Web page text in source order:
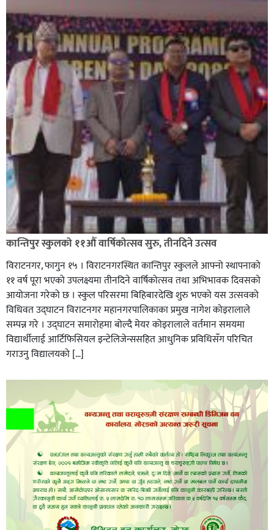
कान्तिपुर स्कुलको ११औं वार्षिकोत्सव सुरु, तीनदिने उत्सव
विराटनगर, फागुन १५ । विराटनगरस्थित कान्तिपुर स्कुलले आफ्नो स्थापनाको
११ वर्ष पूरा भएको उपलक्ष्यमा तीनदिने वार्षिकोत्सव तथा अभिभावक दिवसको
आयोजना गरेको छ । स्कुल परिसरमा बिहिबारदेखि शुरु भएको यस उत्सवको
विधिवत उद्घाटन विराटनगर महानगरपालिकाका प्रमुख नागेश कोइरालाले
सम्पन्न गरे । उद्घाटन समारोहमा बोल्दै मेयर कोइरालाले वर्तमान समयमा
विद्यार्थीलाई आर्टिफिसियल इन्टेलिजेन्ससहित आधुनिक प्रविधिसँग परिचित
गराउनु विद्यालयको […]